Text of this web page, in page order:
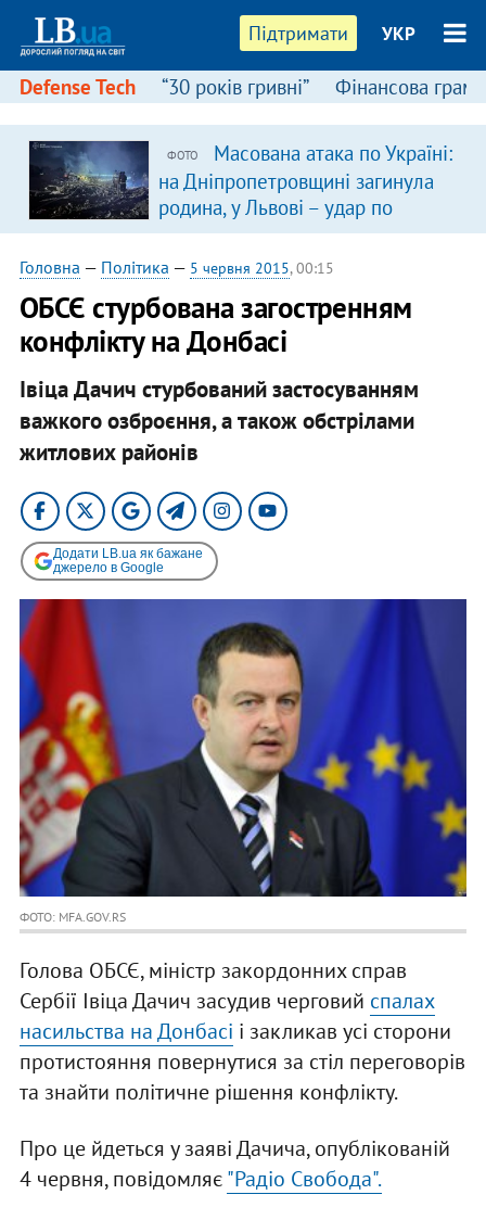
Підтримати УКР
Defense Tech “30 років гривні” Фінансова
ФОТО
Масована атака по Україні:
на Дніпропетровщині загинула
родина, у Львові – удар по
багатоповерхівках
(доповнюється)
Головна — Політика — 5 червня 2015, 00:15
ОБСЄ стурбована загостренням
конфлікту на Донбасі
Івіца Дачич стурбований застосуванням
важкого озброєння, а також обстрілами
житлових районів
Додати LB.ua як бажане
джерело в Google
ФОТО: MFA.GOV.RS
Голова ОБСЄ, міністр закордонних справ
Сербії Івіца Дачич засудив черговий спалах
насильства на Донбасі і закликав усі сторони
протистояння повернутися за стіл переговорів
та знайти політичне рішення конфлікту.
Про це йдеться у заяві Дачича, опублікованій
4 червня, повідомляє"Радіо Свобода".